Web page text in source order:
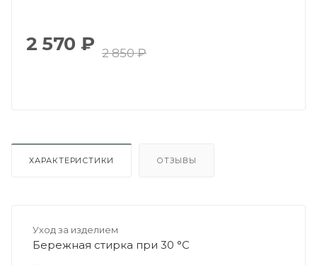
2 570 ₽ 2 850₽
ХАРАКТЕРИСТИКИ ОТЗЫВЫ
Уход за изделием
Бережная стирка при 30 °C